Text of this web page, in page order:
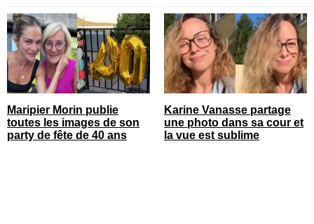
Maripier Morin publie
toutes les images de son
party de fête de 40 ans
Karine Vanasse partage
une photo dans sa cour et
la vue est sublime